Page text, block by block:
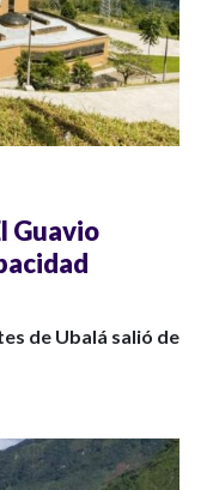
Guavio
de Ubalá salió de